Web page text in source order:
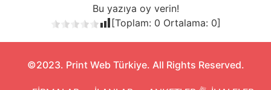
Bu yazıya oy verin!
[Toplam: 0 Ortalama: 0]
©2023. Print Web Türkiye. All Rights Reserved.